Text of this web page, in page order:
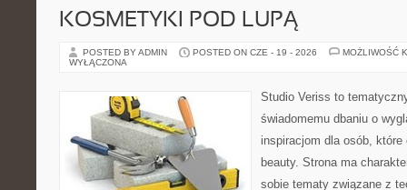
KOSMETYKI POD LUPĄ
POSTED BY ADMIN POSTED ON CZE - 19 - 2026
MOŻLIWOŚĆ
WYŁĄCZONA
Studio Veriss to
świadomemu dbaniu o
inspiracjom dla osób,
beauty. Strona ma
sobie tematy związane z